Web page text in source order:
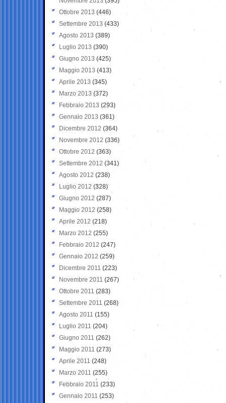
Ottobre 2013 (446)
Settembre 2013 (433)
Agosto 2013 (389)
Luglio 2013 (390)
Giugno 2013 (425)
Maggio 2013 (413)
Aprile 2013 (345)
Marzo 2013 (372)
Febbraio 2013 (293)
Gennaio 2013 (361)
Dicembre 2012 (364)
Novembre 2012 (336)
Ottobre 2012 (363)
Settembre 2012 (341)
Agosto 2012 (238)
Luglio 2012 (328)
Giugno 2012 (287)
Maggio 2012 (258)
Aprile 2012 (218)
Marzo 2012 (255)
Febbraio 2012 (247)
Gennaio 2012 (259)
Dicembre 2011 (223)
Novembre 2011 (267)
Ottobre 2011 (283)
Settembre 2011 (268)
Agosto 2011 (155)
Luglio 2011 (204)
Giugno 2011 (262)
Maggio 2011 (273)
Aprile 2011 (248)
Marzo 2011 (255)
Febbraio 2011 (233)
Gennaio 2011 (253)